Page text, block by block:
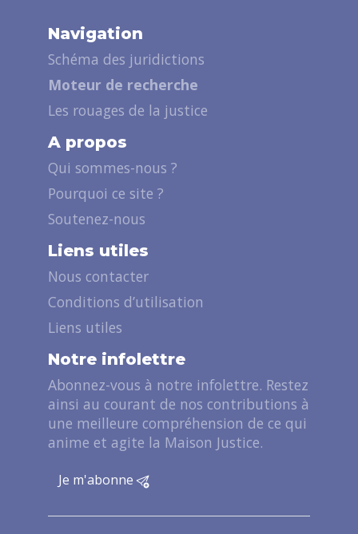
Navigation
Schéma des juridictions
Moteur de recherche
Les rouages de la justice
A propos
Qui sommes-nous ?
Pourquoi ce site ?
Soutenez-nous
Liens utiles
Nous contacter
Conditions d’utilisation
Liens utiles
Notre infolettre
Abonnez-vous à notre infolettre. Restez
ainsi au courant de nos contributions à
une meilleure compréhension de ce qui
anime et agite la Maison Justice.
Je m'abonne